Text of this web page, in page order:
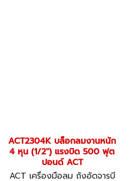
ACT2304K บล็อกลมงานหนัก
4 หุน (1/2") แรงบิด 500 ฟุต
ปอนด์ ACT
ACT เครื่องมือลม ถังอัดจารบี